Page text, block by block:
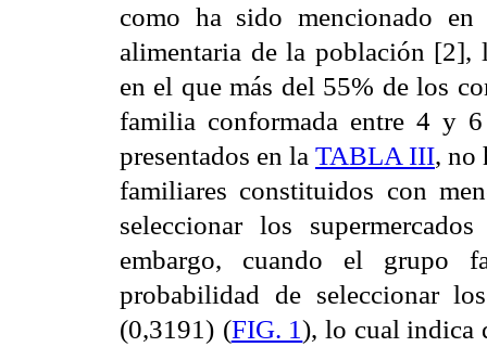
como ha sido mencionado en
alimentaria de la población [2],
en el que más del 55% de los
familia conformada entre 4 y
presentados en la TABLA III, no
familiares constituidos con
seleccionar los
embargo, cuando el grupo
probabilidad de seleccionar
(0,3191) (FIG. 1), lo cual indica